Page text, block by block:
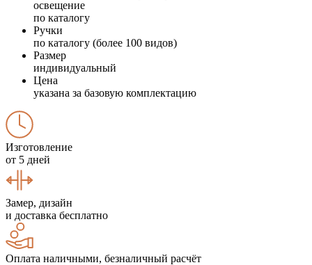
освещение
по каталогу
Ручки
по каталогу (более 100 видов)
Размер
индивидуальный
Цена
указана за базовую комплектацию
Изготовление
от 5 дней
Замер, дизайн
и доставка бесплатно
Оплата наличными, безналичный расчёт